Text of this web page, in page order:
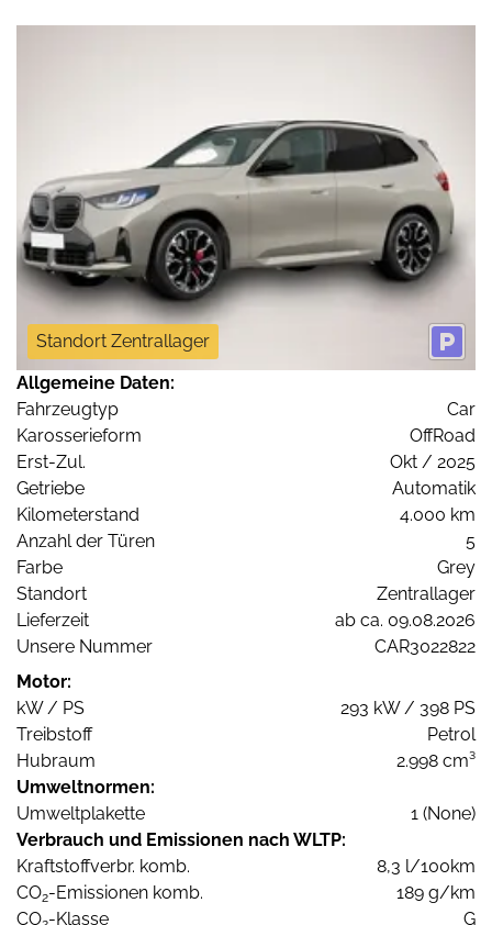
Standort Zentrallager
Allgemeine Daten:
Fahrzeugtyp
Car
Karosserieform
OffRoad
Erst-Zul.
Okt / 2025
Getriebe
Automatik
Kilometerstand
4.000 km
Anzahl der Türen
5
Farbe
Grey
Standort
Zentrallager
Lieferzeit
ab ca. 09.08.2026
Unsere Nummer
CAR3022822
Motor:
kW / PS
293 kW / 398 PS
Treibstoff
Petrol
Hubraum
2.998 cm³
Umweltnormen:
Umweltplakette
1 (None)
Verbrauch und Emissionen nach WLTP:
Kraftstoffverbr. komb.
8,3 l/100km
CO2-Emissionen komb.
189 g/km
CO -Klasse G